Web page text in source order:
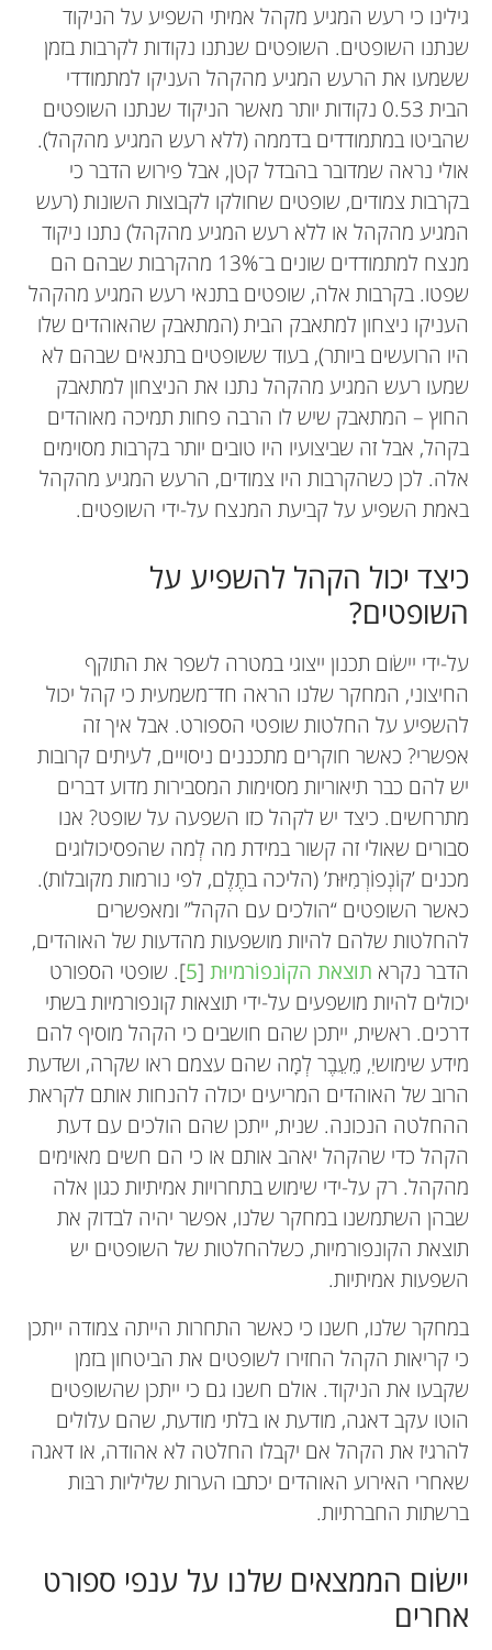
גילינו כי רעש המגיע מקהל אמיתי השפיע על הניקוד
שנתנו השופטים. השופטים שנתנו נקודות לקרבות בזמן
ששמעו את הרעש המגיע מהקהל העניקו למתמודדי
הבית 0.53 נקודות יותר מאשר הניקוד שנתנו השופטים
שהביטו במתמודדים בדממה (ללא רעש המגיע מהקהל).
אולי נראה שמדובר בהבדל קטן, אבל פירוש הדבר כי
בקרבות צמודים, שופטים שחולקו לקבוצות השונות (רעש
המגיע מהקהל או ללא רעש המגיע מהקהל) נתנו ניקוד
מנצח למתמודדים שונים ב־13% מהקרבות שבהם הם
שפטו. בקרבות אלה, שופטים בתנאי רעש המגיע מהקהל
העניקו ניצחון למתאבק הבית (המתאבק שהאוהדים שלו
היו הרועשים ביותר), בעוד ששופטים בתנאים שבהם לא
שמעו רעש המגיע מהקהל נתנו את הניצחון למתאבק
החוץ – המתאבק שיש לו הרבה פחות תמיכה מאוהדים
בקהל, אבל זה שביצועיו היו טובים יותר בקרבות מסוימים
אלה. לכן כשהקרבות היו צמודים, הרעש המגיע מהקהל
באמת השפיע על קביעת המנצח על-ידי השופטים.
כיצד יכול הקהל להשפיע על
השופטים?
על-ידי יישׂום תכנון ייצוגי במטרה לשפר את התוקף
החיצוני, המחקר שלנו הראה חד־משמעית כי קהל יכול
להשפיע על החלטות שופטי הספורט. אבל איך זה
אפשרי? כאשר חוקרים מתכננים ניסויים, לעיתים קרובות
יש להם כבר תיאוריות מסוימות המסבירות מדוע דברים
מתרחשים. כיצד יש לקהל כזו השפעה על שופט? אנו
סבורים שאולי זה קשור במידת מה לְמה שהפסיכולוגים
מכנים ’קוֹנְפוֹרְמִיּוּת’ (הליכה בתֶלֶם, לפי נורמות מקובלות).
כאשר השופטים “הולכים עם הקהל” ומאפשרים
להחלטות שלהם להיות מושפעות מהדעות של האוהדים,
הדבר נקרא תוצאת הקוֹנפוֹרמיוּת[
5]. שופטי הספורט
יכולים להיות מושפעים על-ידי תוצאות קונפורמיות בשתי
דרכים. ראשית, ייתכן שהם חושבים כי הקהל מוסיף להם
מידע שימושי,ִ מֵעֵבֶר לְמָה שהם עצמם ראו שקרה, ושדעת
הרוב של האוהדים המריעים יכולה להנחות אותם לקראת
ההחלטה הנכונה. שנית, ייתכן שהם הולכים עם דעת
הקהל כדי שהקהל יאהב אותם או כי הם חשים מאוימים
מהקהל. רק על-ידי שימוש בתחרויות אמיתיות כגון אלה
שבהן השתמשנו במחקר שלנו, אפשר יהיה לבדוק את
תוצאת הקונפורמיות, כשלהחלטות של השופטים יש
השפעות אמיתיות.
במחקר שלנו, חשנו כי כאשר התחרות הייתה צמודה ייתכן
כי קריאות הקהל החזירו לשופטים את הביטחון בזמן
שקבעו את הניקוד. אולם חשנו גם כי ייתכן שהשופטים
הוטו עקב דאגה, מודעת או בלתי מודעת, שהם עלולים
להרגיז את הקהל אם יקבלו החלטה לא אהודה, או דאגה
שאחרי האירוע האוהדים יכתבו הערות שליליות רבּות
ברשתות החברתיות.
יישׂום הממצאים שלנו על ענפי ספורט
אחרים